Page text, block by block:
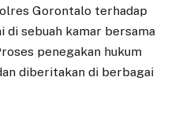
Gorontalo terhadap
di sebuah kamar bersama
penegakan hukum
diberitakan di berbagai